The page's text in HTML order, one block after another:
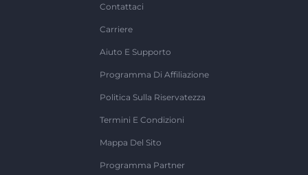
Contattaci
Carriere
Aiuto E Supporto
Programma Di Affiliazione
Politica Sulla Riservatezza
Termini E Condizioni
Mappa Del Sito
Programma Partner